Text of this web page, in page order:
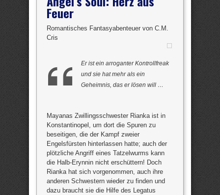
Feuer
Romantisches Fantasyabenteuer von C.M.
Cris
Er ist ein arroganter Kontrollfreak
und sie hat mehr als ein
Geheimnis, das er lösen will …
Mayanas Zwillingsschwester Rianka ist in
Konstantinopel, um dort die Spuren zu
beseitigen, die der Kampf zweier
Engelsfürsten hinterlassen hatte; auch der
plötzliche Angriff eines Tatzelwurms kann
die Halb-Erynnin nicht erschüttern! Doch
Rianka hat sich vorgenommen, auch ihre
anderen Schwestern wieder zu finden und
dazu braucht sie die Hilfe des Legatus